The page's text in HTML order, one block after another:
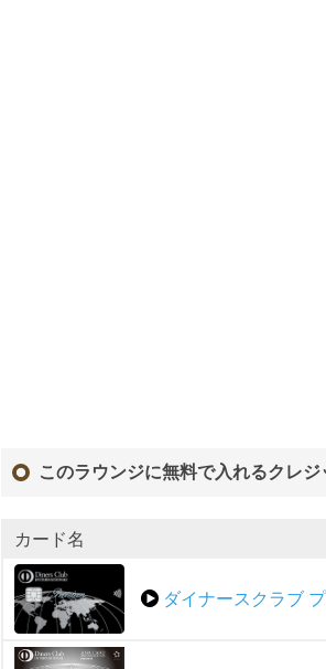
このラウンジに無料で入れるクレジ
カード名
ダイナースクラブ